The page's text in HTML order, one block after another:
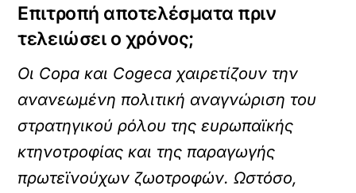
Επιτροπή αποτελέσματα πριν
τελειώσει ο χρόνος;
Οι Copa και Cogeca χαιρετίζουν την
ανανεωμένη πολιτική αναγνώριση του
στρατηγικού ρόλου της ευρωπαϊκής
κτηνοτροφίας και της παραγωγής
πρωτεϊνούχων ζωοτροφών. Ωστόσο,